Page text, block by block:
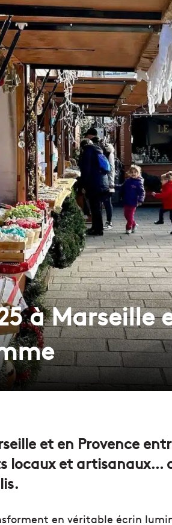
à Marseille
et en Provence
locaux et artisanaux…
en véritable écrin